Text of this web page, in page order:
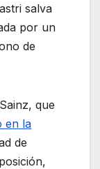
salva
por un
de
que
en la
de